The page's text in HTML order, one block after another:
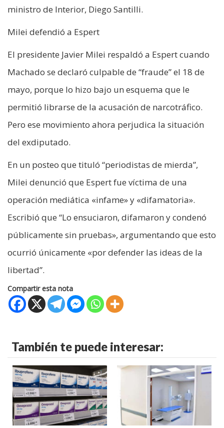
ministro de Interior, Diego Santilli.
Milei defendió a Espert
El presidente Javier Milei respaldó a Espert cuando
Machado se declaró culpable de “fraude” el 18 de
mayo, porque lo hizo bajo un esquema que le
permitió librarse de la acusación de narcotráfico.
Pero ese movimiento ahora perjudica la situación
del exdiputado.
En un posteo que tituló “periodistas de mierda”,
Milei denunció que Espert fue víctima de una
operación mediática «infame» y «difamatoria».
Escribió que “Lo ensuciaron, difamaron y condenó
públicamente sin pruebas», argumentando que esto
ocurrió únicamente «por defender las ideas de la
libertad”.
Compartir esta nota
También te puede interesar: